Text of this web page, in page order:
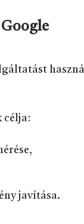
célja:
javítása.